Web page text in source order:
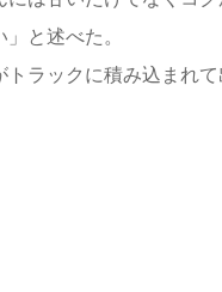
と述べた。
ラックに積み込まれて